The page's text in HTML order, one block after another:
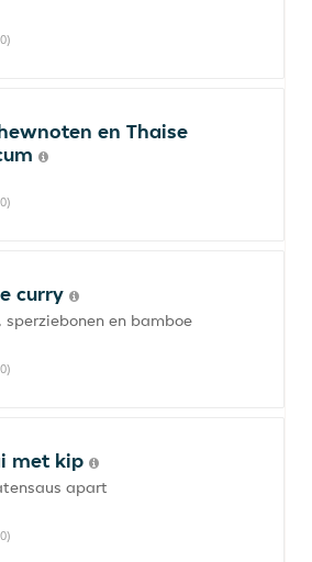
en Thaise
curry
sperziebonen en bamboe
met kip
apart